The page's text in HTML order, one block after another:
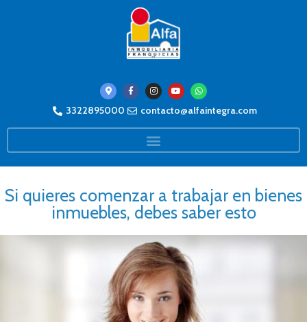
3322895000 contacto@alfaintegra.com
Si quieres comenzar a trabajar en bienes
inmuebles, debes saber esto